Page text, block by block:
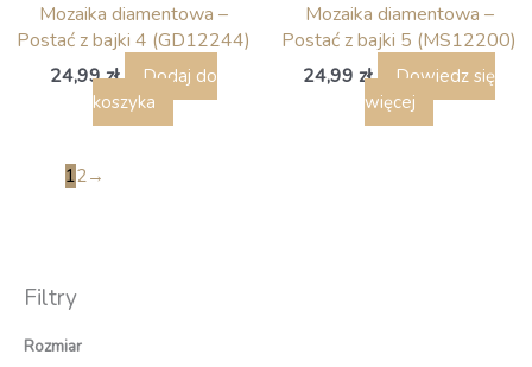
Filtry
Rozmiar
Mozaika diamentowa –
Postać z bajki 4 (GD12244)
24,99zł
Dodaj do
koszyka
Mozaika diamentowa –
Postać z bajki 5 (MS12200)
24,99 zł
Dowiedz się
więcej
12→